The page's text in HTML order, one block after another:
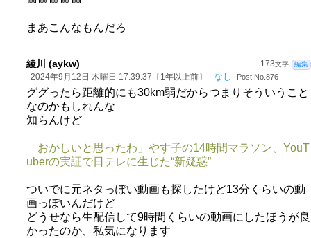
まあこんなもんだろ
173文字 編集
綾川 (aykw)
2024年9月12日 木曜日 17:39:37〔1年以上前〕 なし Post No.876
ググったら距離的にも30km弱だからつまりそういうこと
なのかもしれんな
知らんけど
「おかしいと思ったわ」やす子の14時間マラソン、YouT
uberの実証で日テレに生じた“新疑惑”
ついでに元ネタっぽい動画も探したけど13分くらいの動
画っぽいんだけど
どうせなら生配信して9時間くらいの動画にしたほうが良
かったのか、私気になります